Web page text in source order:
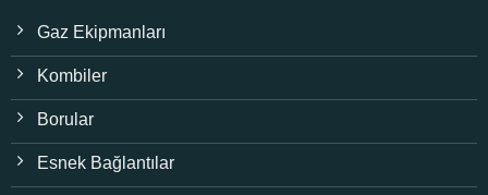
Gaz Ekipmanları
Kombiler
Borular
Esnek Bağlantılar